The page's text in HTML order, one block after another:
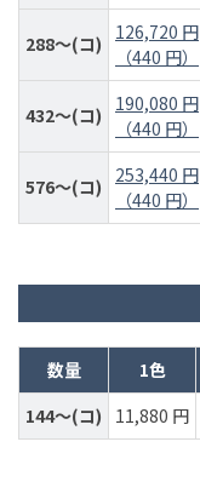
288～(コ)
126,720 円
（440 円）
432～(コ)
190,080 円
（440 円）
576～(コ)
253,440 円
（440 円）
数量 1色
144～(コ)
11,880 円